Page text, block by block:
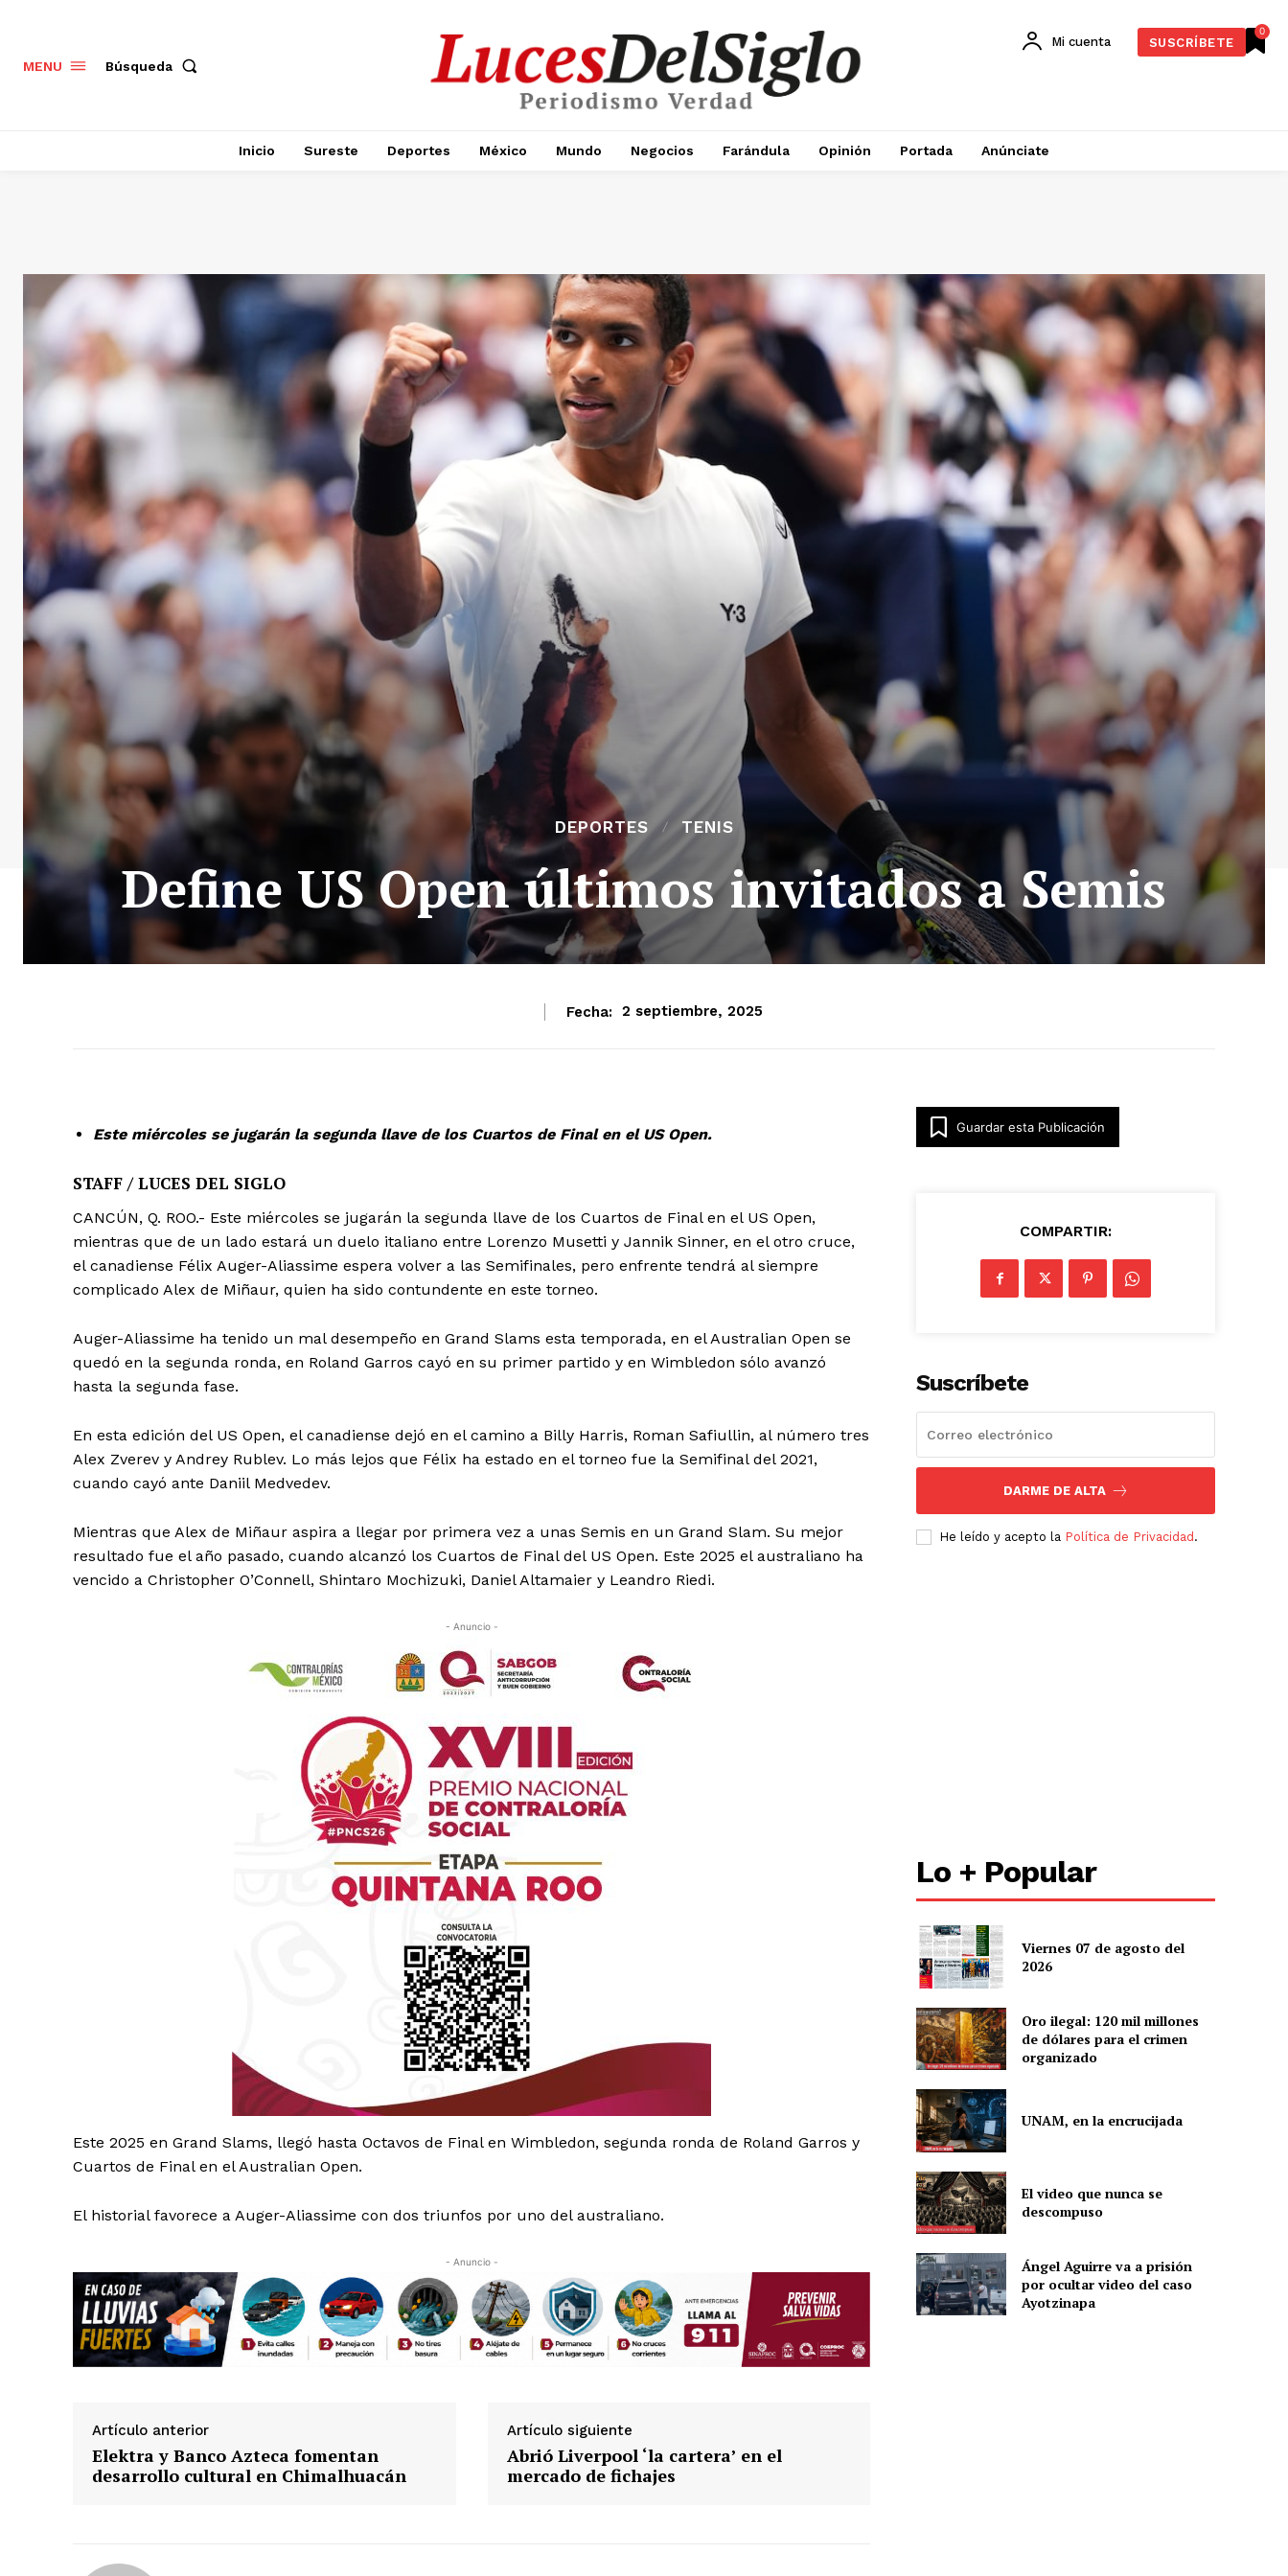
Luces
Del Siglo
SUSCRÍBETE AHORA
Empresa
Nosotros
Política de privacidad
Información Propietaria / Financiación
MENU Búsqueda
0
Mi cuenta SUSCRÍBETE
Inicio Sureste Deportes México Mundo Negocios Farándula Opinión Portada Anúnciate
DEPORTES TENIS
Define US Open últimos invitados a Semis
Fecha: 2 septiembre, 2025
Este miércoles se jugarán la segunda llave de los Cuartos de Final en el US Open.
STAFF / LUCES DEL SIGLO
CANCÚN, Q. ROO.- Este miércoles se jugarán la segunda llave de los Cuartos de Final en el US Open,
mientras que de un lado estará un duelo italiano entre Lorenzo Musetti y Jannik Sinner, en el otro cruce,
el canadiense Félix Auger-Aliassime espera volver a las Semifinales, pero enfrente tendrá al siempre
complicado Alex de Miñaur, quien ha sido contundente en este torneo.
Auger-Aliassime ha tenido un mal desempeño en Grand Slams esta temporada, en el Australian Open se
quedó en la segunda ronda, en Roland Garros cayó en su primer partido y en Wimbledon sólo avanzó
hasta la segunda fase.
En esta edición del US Open, el canadiense dejó en el camino a Billy Harris, Roman Safiullin, al número tres
Alex Zverev y Andrey Rublev. Lo más lejos que Félix ha estado en el torneo fue la Semifinal del 2021,
cuando cayó ante Daniil Medvedev.
Mientras que Alex de Miñaur aspira a llegar por primera vez a unas Semis en un Grand Slam. Su mejor
resultado fue el año pasado, cuando alcanzó los Cuartos de Final del US Open. Este 2025 el australiano ha
vencido a Christopher O’Connell, Shintaro Mochizuki, Daniel Altamaier y Leandro Riedi.
- Anuncio -
Este 2025 en Grand Slams, llegó hasta Octavos de Final en Wimbledon, segunda ronda de Roland Garros y
Cuartos de Final en el Australian Open.
El historial favorece a Auger-Aliassime con dos triunfos por uno del australiano.
- Anuncio -
Artículo anterior
Elektra y Banco Azteca fomentan
desarrollo cultural en Chimalhuacán
Artículo siguiente
Abrió Liverpool ‘la cartera’ en el
mercado de fichajes
Guardar esta Publicación
COMPARTIR:
Suscríbete
DARME DE ALTA
He leído y acepto la Política de Privacidad .
Lo + Popular
Viernes 07 de agosto del
2026
Oro ilegal: 120 mil millones
de dólares para el crimen
organizado
UNAM, en la encrucijada
El video que nunca se
descompuso
Ángel Aguirre va a prisión
por ocultar video del caso
Ayotzinapa